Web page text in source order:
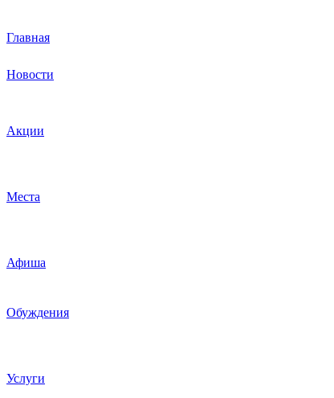
Главная
Новости
Акции
Места
Афиша
Обуждения
Услуги